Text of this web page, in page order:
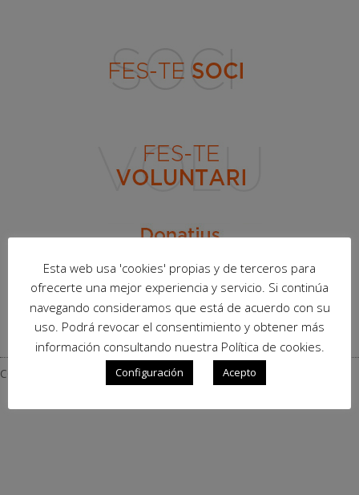
COLABORADORES – COL·LABORADORS
Esta web usa 'cookies' propias y de terceros para
ofrecerte una mejor experiencia y servicio. Si continúa
navegando consideramos que está de acuerdo con su
uso. Podrá revocar el consentimiento y obtener más
información consultando nuestra Política de cookies.
Configuración Acepto